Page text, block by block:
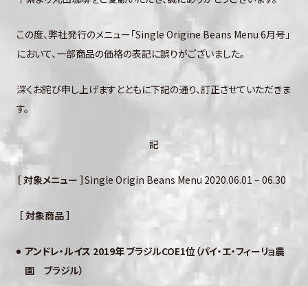
この度、弊社発行のメニュー「Single Origine Beans Menu 6月号」
において、一部商品の価格の表記に誤りがございました。
深くお詫び申し上げますとともに下記の通り、訂正させていただきま
す。
記
［対象メニュー ］Single Origin Beans Menu 2020.06.01 – 06.30
［ 対象商品 ］
アンドレ・ルイス 2019年ブラジルCOE1位（パイ・エ・フィーリョ農
園 ブラジル）